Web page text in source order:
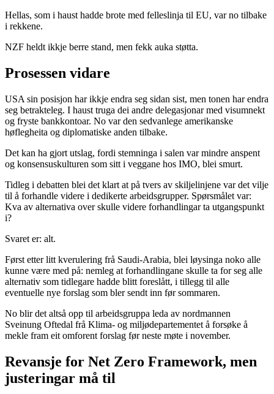
Hellas, som i haust hadde brote med felleslinja til EU, var no tilbake
i rekkene.
NZF heldt ikkje berre stand, men fekk auka støtta.
Prosessen vidare
USA sin posisjon har ikkje endra seg sidan sist, men tonen har endra
seg betrakteleg. I haust truga dei andre delegasjonar med visumnekt
og fryste bankkontoar. No var den sedvanlege amerikanske
høflegheita og diplomatiske anden tilbake.
Det kan ha gjort utslag, fordi stemninga i salen var mindre anspent
og konsensuskulturen som sitt i veggane hos IMO, blei smurt.
Tidleg i debatten blei det klart at på tvers av skiljelinjene var det vilje
til å forhandle videre i dedikerte arbeidsgrupper. Spørsmålet var:
Kva av alternativa over skulle videre forhandlingar ta utgangspunkt
i?
Svaret er: alt.
Først etter litt kverulering frå Saudi-Arabia, blei løysinga noko alle
kunne være med på: nemleg at forhandlingane skulle ta for seg alle
alternativ som tidlegare hadde blitt foreslått, i tillegg til alle
eventuelle nye forslag som bler sendt inn før sommaren.
No blir det altså opp til arbeidsgruppa leda av nordmannen
Sveinung Oftedal frå Klima- og miljødepartementet å forsøke å
mekle fram eit omforent forslag før neste møte i november.
Revansje for Net Zero Framework, men
justeringar må til